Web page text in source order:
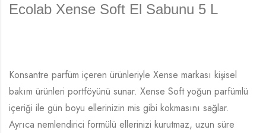
Ecolab Xense Soft El Sabunu 5 L
Konsantre parfüm içeren ürünleriyle Xense markası kişisel
bakım ürünleri portföyünü sunar. Xense Soft yoğun parfümlü
içeriği ile gün boyu ellerinizin mis gibi kokmasını sağlar.
Ayrıca nemlendirici formülü ellerinizi kurutmaz, uzun süre